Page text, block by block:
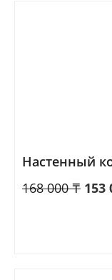
Настенный
168 000 ₸ 153